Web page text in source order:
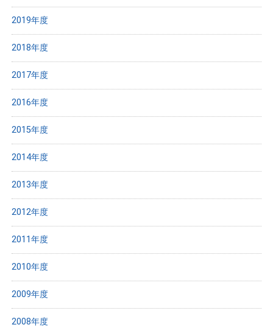
2019年度
2018年度
2017年度
2016年度
2015年度
2014年度
2013年度
2012年度
2011年度
2010年度
2009年度
2008年度